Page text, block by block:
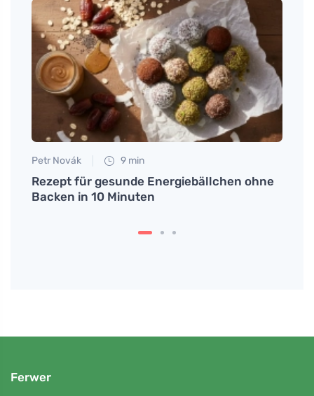
Petr Novák 9 min
Rezept für gesunde Energiebällchen ohne
Backen in 10 Minuten
Ferwer